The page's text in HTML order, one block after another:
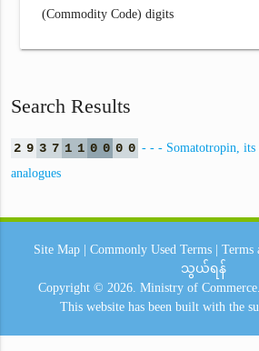
(Commodity Code) digits
Search Results
2 9 3 7 1 1 0 0 0 0 - - - Somatotropin, its
analogues
Site Map Commonly Used Terms Terms
သွယ်ရန်
Copyright © 2026. Ministry of Commerce.
This website has been built with the